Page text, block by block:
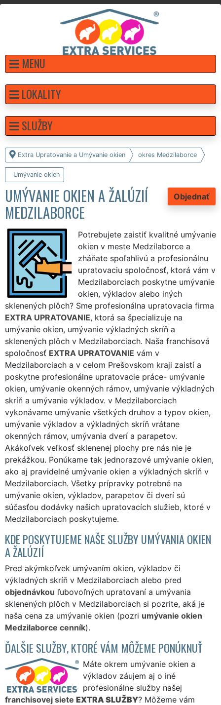
MENU
Extra Upratovanie a Umývanie okien okres Medzilaborce
Umývanie okien
Objednať
UMÝVANIE OKIEN A ŽALÚZIÍ
MEDZILABORCE
Potrebujete zaistiť kvalitné umývanie
okien v meste Medzilaborce a
zháňate spoľahlivú a profesionálnu
upratovaciu spoločnosť, ktorá vám v
Medzilaborciach poskytne umývanie
okien, výkladov alebo iných
sklenených plôch? Sme profesionálna upratovacia firma
EXTRA UPRATOVANIE, ktorá sa špecializuje na
umývanie okien, umývanie výkladných skríň a
sklenených plôch v Medzilaborciach. Naša franchisová
spoločnosť EXTRA UPRATOVANIE vám v
Medzilaborciach a v celom Prešovskom kraji zaistí a
poskytne profesionálne upratovacie práce- umývanie
okien, umývanie okenných rámov, umývanie výkladných
skríň a umývanie výkladov. v Medzilaborciach
vykonávame umývanie všetkých druhov a typov okien,
umývanie výkladov a výkladných skríň vrátane
okenných rámov, umývania dverí a parapetov.
Akákoľvek veľkosť sklenenej plochy pre nás nie je
prekážkou. Ponúkame tak jednorazové umývanie okien,
ako aj pravidelné umývanie okien a výkladných skríň v
Medzilaborciach. Všetky prípravky potrebné na
umývanie okien, výkladov, parapetov či dverí sú
súčasťou dodávky našich upratovacích služieb, ktoré v
Medzilaborciach poskytujeme.
KDE POSKYTUJEME NAŠE SLUŽBY UMÝVANIA OKIEN
A ŽALÚZIÍ
Pred akýmkoľvek umývaním okien, výkladov či
výkladných skríň v Medzilaborciach alebo pred
objednávkou ľubovoľných upratovaní a umývania
sklenených plôch v Medzilaborciach si pozrite, aká je
naša cena za umývanie okien (pozri umývanie okien
Medzilaborce cenník).
ĎALŠIE SLUŽBY, KTORÉ VÁM MÔŽEME PONÚKNUŤ
Máte okrem umývanie okien a
výkladov záujem aj o iné
profesionálne služby našej
franchisovej siete EXTRA SLUŽBY? Môžeme vám
LOKALITY
SLUŽBY